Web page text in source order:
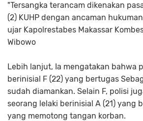
"Tersangka terancam dikenakan
(2) KUHP dengan ancaman
ujar Kapolrestabes Makassar
Wibowo
Lebih lanjut, Ia mengatakan bahwa
berinisial F (22) yang bertugas
sudah diamankan. Selain F, polisi
seorang lelaki berinisial A (21) yang
yang memotong tangan korban.